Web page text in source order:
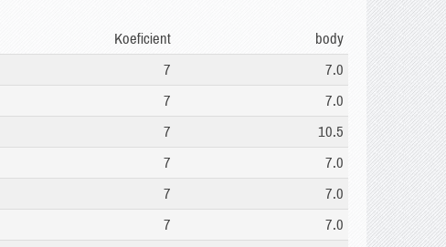
Koeficient
body
7
7.0
7
7.0
7
10.5
7
7.0
7
7.0
7
7.0